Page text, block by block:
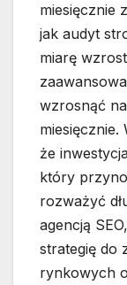
miesięcznie
jak audyt
miarę
wzrosnąć
miesięcznie.
że
który
rozważyć
agencją
strategię do
rynkowych